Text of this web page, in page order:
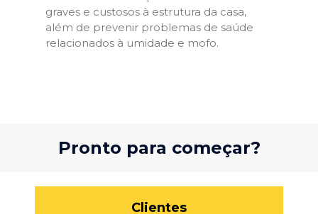
graves e custosos à estrutura da casa,
além de prevenir problemas de saúde
relacionados à umidade e mofo.
Pronto para começar?
Clientes